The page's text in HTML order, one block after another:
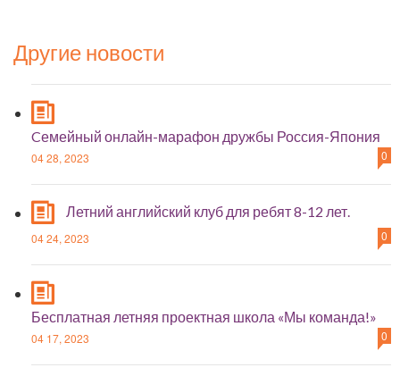
Другие новости
Cемейный онлайн-марафон дружбы Россия-Япония
04 28, 2023 0
Летний английский клуб для ребят 8-12 лет.
04 24, 2023 0
Бесплатная летняя проектная школа «Мы команда!»
04 17, 2023 0